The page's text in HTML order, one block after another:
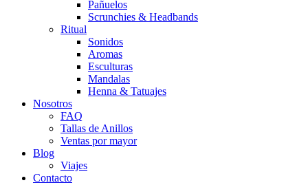
Pañuelos
Scrunchies & Headbands
Ritual
Sonidos
Aromas
Esculturas
Mandalas
Henna & Tatuajes
Nosotros
FAQ
Tallas de Anillos
Ventas por mayor
Blog
Viajes
Contacto